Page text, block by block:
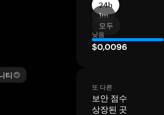
24h
1m
모두
낮음
$0,0096
또 다른
보안 점수
상장된 곳
티